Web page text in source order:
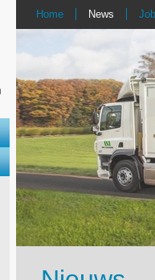
Home News